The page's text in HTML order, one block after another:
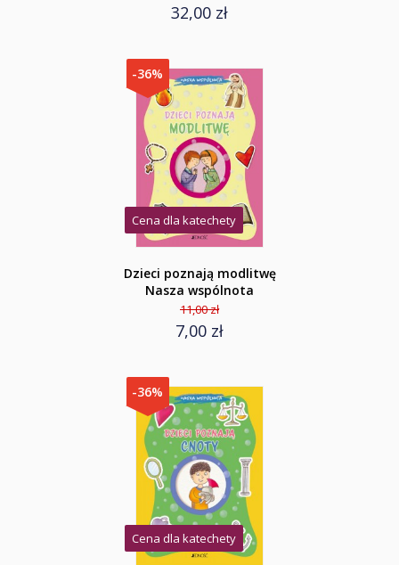
32,00 zł
-36%
Cena dla katechety
Dzieci poznają modlitwę
Nasza wspólnota
11,00 zł
7,00 zł
-36%
Cena dla katechety